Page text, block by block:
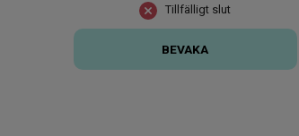
Tillfälligt slut
BEVAKA